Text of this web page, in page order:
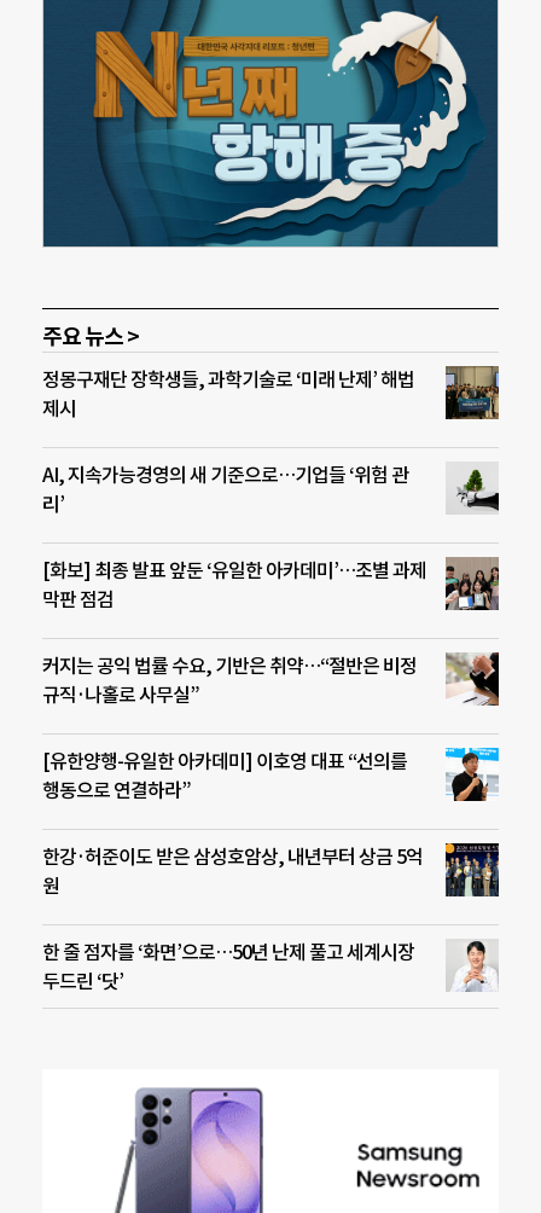
주요 뉴스 >
정몽구재단 장학생들, 과학기술로 ‘미래 난제’ 해법
제시
AI, 지속가능경영의 새 기준으로…기업들 ‘위험 관
리’
[화보] 최종 발표 앞둔 ‘유일한 아카데미’…조별 과제
막판 점검
커지는 공익 법률 수요, 기반은 취약…“절반은 비정
규직·나홀로 사무실”
[유한양행-유일한 아카데미] 이호영 대표 “선의를
행동으로 연결하라”
한강·허준이도 받은 삼성호암상, 내년부터 상금 5억
원
한 줄 점자를 ‘화면’으로…50년 난제 풀고 세계시장
두드린 ‘닷’